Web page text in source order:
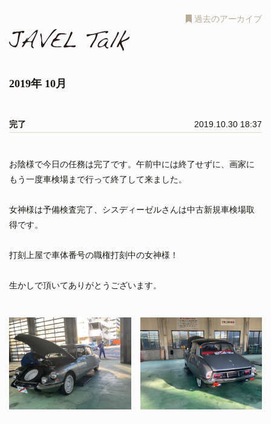
過去のアーカイブ
2019年 10月
完了 2019.10.30 18:37
お陰様で今日の任務は完了です。午前中には終了せずに、画家に
もう一度車検場まで行って終了して来ました。
女神様は予備検査完了、シスディーゼルさんは中古新規車検場取
得です。
打刻上屋で車体番号の職権打刻中の女神様！
生かしで頂いてありがとうございます。